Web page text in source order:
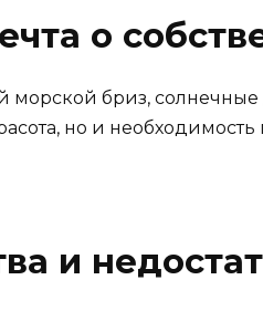
о
морской бриз,
но и
и